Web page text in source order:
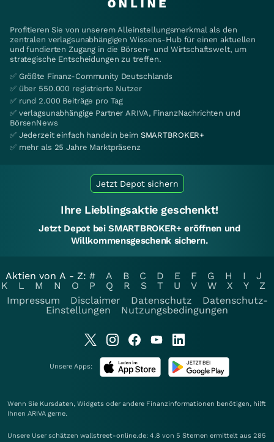
Profitieren Sie von unserem Alleinstellungsmerkmal als den
zentralen verlagsunabhängigen Wissens-Hub für einen aktuellen
und fundierten Zugang in die Börsen- und Wirtschaftswelt, um
strategische Entscheidungen zu treffen.
✅ Größte Finanz-Community Deutschlands
✅ über 550.000 registrierte Nutzer
✅ rund 2.000 Beiträge pro Tag
✅ verlagsunabhängige Partner ARIVA, FinanzNachrichten und
BörsenNews
✅ Jederzeit einfach handeln beim SMARTBROKER+
✅ mehr als 25 Jahre Marktpräsenz
Jetzt Depot sichern
Ihre Lieblingsaktie geschenkt!
Jetzt Depot bei SMARTBROKER+ eröffnen und
Willkommensgeschenk sichern.
Aktien von A - Z: # A B C D E F G H I
J
K
L M N O P Q R S T U V W X Y
Z
Impressum
Disclaimer Datenschutz
Datenschutz-
Einstellungen
Nutzungsbedingungen
Unsere Apps:
Wenn Sie Kursdaten, Widgets oder andere Finanzinformationen benötigen, hilft
Ihnen ARIVA gerne.
Unsere User schätzen wallstreet-online.de: 4.8 von 5 Sternen ermittelt aus 285